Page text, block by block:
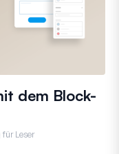
dem Block-
Leser